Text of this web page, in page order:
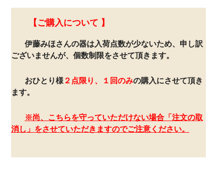
【ご購入について 】
伊藤みほさんの器は入荷点数が少ないため、申し訳
ございませんが、個数制限をさせて頂きます。
おひとり様２点限り、１回のみの購入にさせて頂き
ます。
※尚、こちらを守っていただけない場合「注文の取
消し」をさせていただきますのでご注意ください。